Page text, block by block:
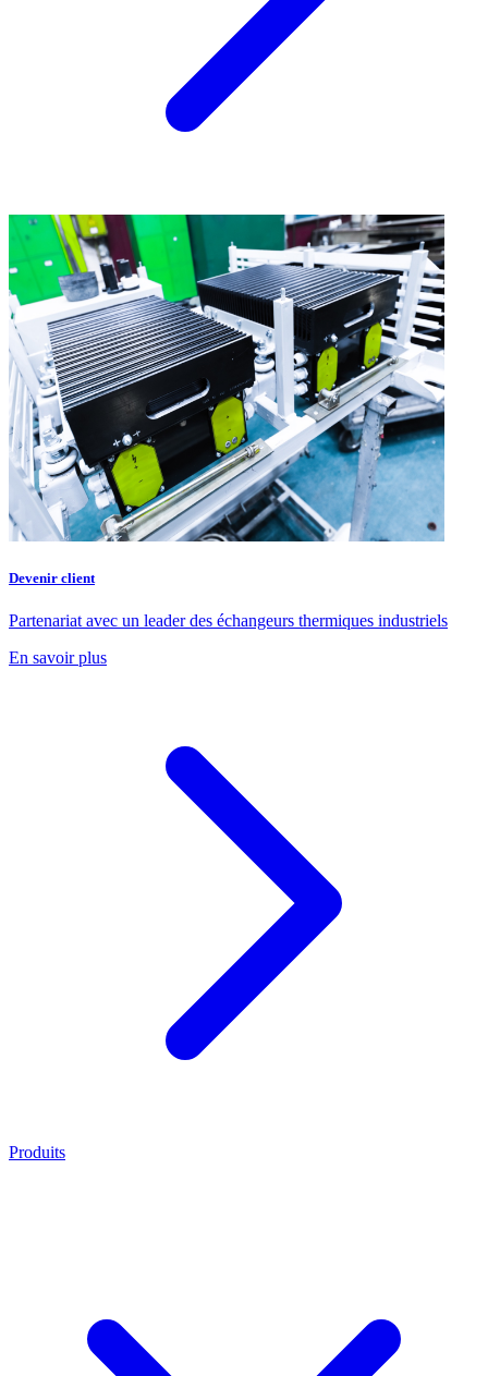
Devenir client
Partenariat avec un leader des échangeurs thermiques industriels
En savoir plus
Produits